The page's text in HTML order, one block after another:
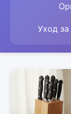
Уход